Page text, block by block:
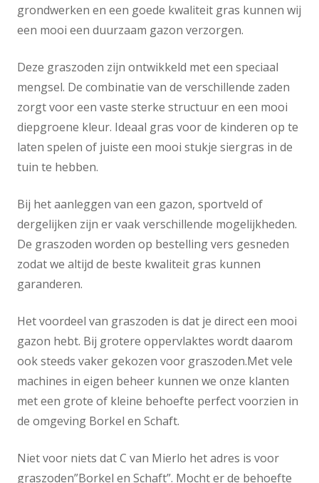
grondwerken en een goede kwaliteit gras kunnen wij
een mooi een duurzaam gazon verzorgen.
Deze graszoden zijn ontwikkeld met een speciaal
mengsel. De combinatie van de verschillende zaden
zorgt voor een vaste sterke structuur en een mooi
diepgroene kleur. Ideaal gras voor de kinderen op te
laten spelen of juiste een mooi stukje siergras in de
tuin te hebben.
Bij het aanleggen van een gazon, sportveld of
dergelijken zijn er vaak verschillende mogelijkheden.
De graszoden worden op bestelling vers gesneden
zodat we altijd de beste kwaliteit gras kunnen
garanderen.
Het voordeel van graszoden is dat je direct een mooi
gazon hebt. Bij grotere oppervlaktes wordt daarom
ook steeds vaker gekozen voor graszoden.Met vele
machines in eigen beheer kunnen we onze klanten
met een grote of kleine behoefte perfect voorzien in
de omgeving Borkel en Schaft.
Niet voor niets dat C van Mierlo het adres is voor
graszoden”Borkel en Schaft”. Mocht er de behoefte